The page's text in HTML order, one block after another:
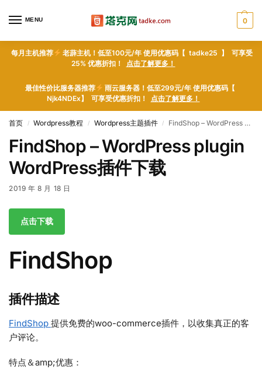
MENU 0
每月主机推荐
老薜主机！低至100元/年 使用优惠码【 tadke25 】 可享受
25% 优惠折扣！ 点击了解更多！
最佳性价比服务器推荐
雨云服务器！低至299元/年 使用优惠码【
Njk4NDEx】 可享受优惠折扣！ 点击了解更多！
首页 / Wordpress教程 / Wordpress主题插件 / FindShop – WordPress plugin WordPress插件下载
FindShop – WordPress plugin
WordPress插件下载
2019 年 8 月 18 日
点击下载
FindShop
插件描述
FindShop 提供免费的woo-commerce插件，以收集真正的客
户评论。
特点＆amp;优惠：